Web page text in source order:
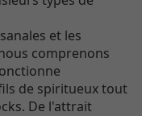
et les
comprenons
de spiritueux tout
De l'attrait